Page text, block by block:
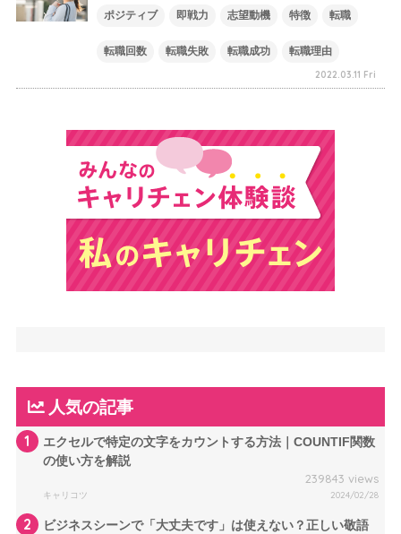
ポジティブ 即戦力 志望動機 特徴 転職
転職回数 転職失敗 転職成功 転職理由
2022.03.11 Fri
人気の記事
1
エクセルで特定の文字をカウントする方法｜COUNTIF関数
の使い方を解説
239843 views
キャリコツ 2024/02/28
2
ビジネスシーンで「大丈夫です」は使えない？正しい敬語